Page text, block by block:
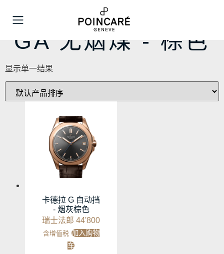
GA 无烟煤 - 棕色
显示单一结果
卡德拉 G 自动挡
- 烟灰棕色
瑞士法郎 44'800
含增值税 加入购物
车